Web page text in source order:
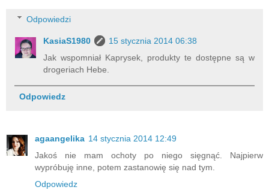
Odpowiedzi
KasiaS1980
15 stycznia 2014 06:38
Jak wspomniał Kaprysek, produkty te dostępne są w
drogeriach Hebe.
Odpowiedz
agaangelika 14 stycznia 2014 12:49
Jakoś nie mam ochoty po niego sięgnąć. Najpierw
wypróbuję inne, potem zastanowię się nad tym.
Odpowiedz